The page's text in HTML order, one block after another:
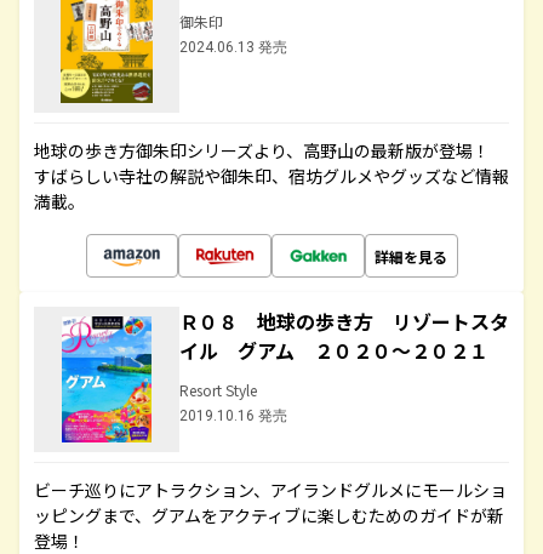
御朱印
2024.06.13 発売
地球の歩き方御朱印シリーズより、高野山の最新版が登場！
すばらしい寺社の解説や御朱印、宿坊グルメやグッズなど情報
満載。
詳細を見る
Ｒ０８ 地球の歩き方 リゾートスタ
イル グアム ２０２０～２０２１
Resort Style
2019.10.16 発売
ビーチ巡りにアトラクション、アイランドグルメにモールショ
ッピングまで、グアムをアクティブに楽しむためのガイドが新
登場！